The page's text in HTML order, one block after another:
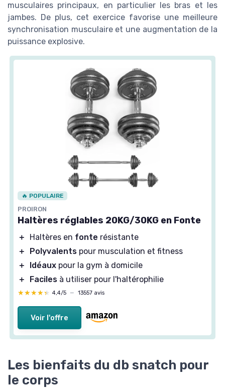
musculaires principaux, en particulier les bras et les
jambes. De plus, cet exercice favorise une meilleure
synchronisation musculaire et une augmentation de la
puissance explosive.
🔥 POPULAIRE
PROIRON
Haltères réglables 20KG/30KG en Fonte
＋ Haltères en fonte résistante
＋
Polyvalents pour musculation et fitness
＋
Idéaux pour la gym à domicile
＋
Faciles à utiliser pour l'haltérophilie
★★★★★
★★★★★ 4,4/5 — 13557 avis
Voir l'offre
Les bienfaits du db snatch pour
le corps